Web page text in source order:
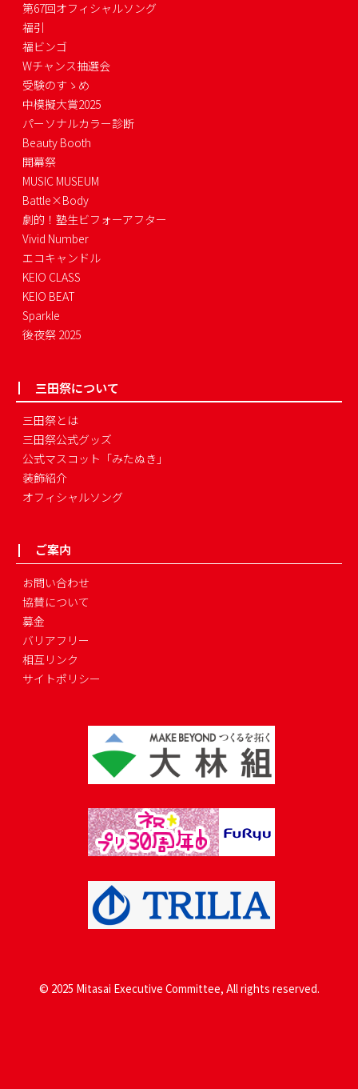
第67回オフィシャルソング
福引
福ビンゴ
Wチャンス抽選会
受験のすゝめ
中模擬大賞2025
パーソナルカラー診断
Beauty Booth
開幕祭
MUSIC MUSEUM
Battle×Body
劇的！塾生ビフォーアフター
Vivid Number
エコキャンドル
KEIO CLASS
KEIO BEAT
Sparkle
後夜祭 2025
三田祭について
三田祭とは
三田祭公式グッズ
公式マスコット「みたぬき」
装飾紹介
オフィシャルソング
ご案内
お問い合わせ
協賛について
募金
バリアフリー
相互リンク
サイトポリシー
© 2025 Mitasai Executive Committee, All rights reserved.